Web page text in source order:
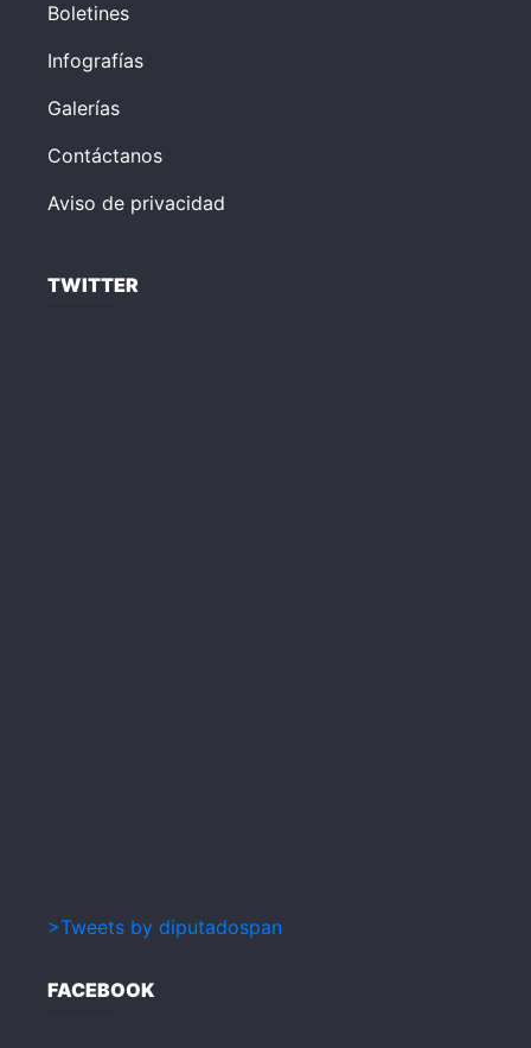
Boletines
Infografías
Galerías
Contáctanos
Aviso de privacidad
TWITTER
>Tweets by diputadospan
FACEBOOK